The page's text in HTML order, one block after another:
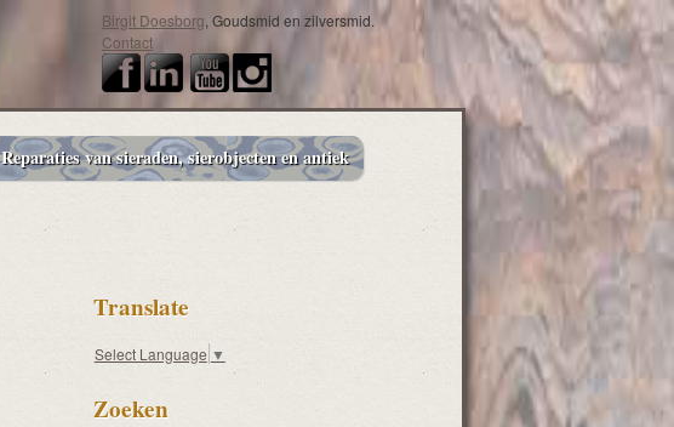
Birgit Doesborg , Goudsmid en zilversmid.
Contact
Reparaties van sieraden, sierobjecten en antiek
Translate
Select Language ▼
Zoeken